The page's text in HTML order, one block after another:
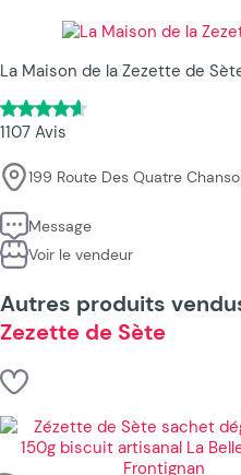
La Maison de la Zezette de
1107 Avis
199 Route Des Quatre
Message
Voir le vendeur
Autres produits
Zezette de Sète